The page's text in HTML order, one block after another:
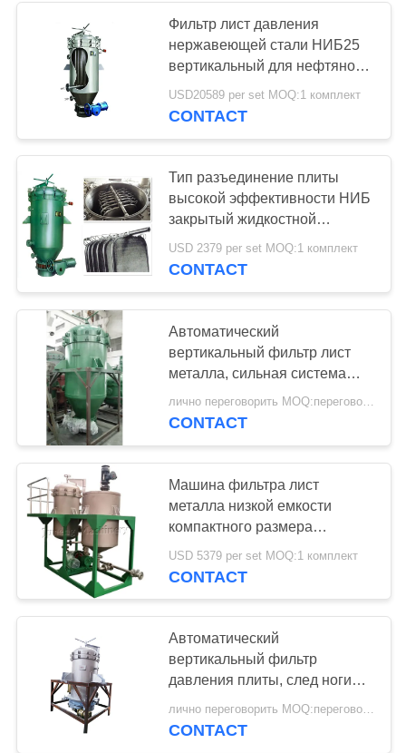
Фильтр лист давления
нержавеющей стали НИБ25
вертикальный для нефтяной
промышленности пищевого
масла
USD20589 per set MOQ:1 комплект
CONTACT
Тип разъединение плиты
высокой эффективности НИБ
закрытый жидкостной
машины фильтра для масла
твердое жидкостное
USD 2379 per set MOQ:1 комплект
CONTACT
Автоматический
вертикальный фильтр лист
металла, сильная система
фильтрации давления
лично переговорить MOQ:переговоров
CONTACT
Машина фильтра лист
металла низкой емкости
компактного размера
вертикальная с танком
USD 5379 per set MOQ:1 комплект
CONTACT
Автоматический
вертикальный фильтр
давления плиты, след ноги
фильтра лист вакуума
небольшой
CONTACT